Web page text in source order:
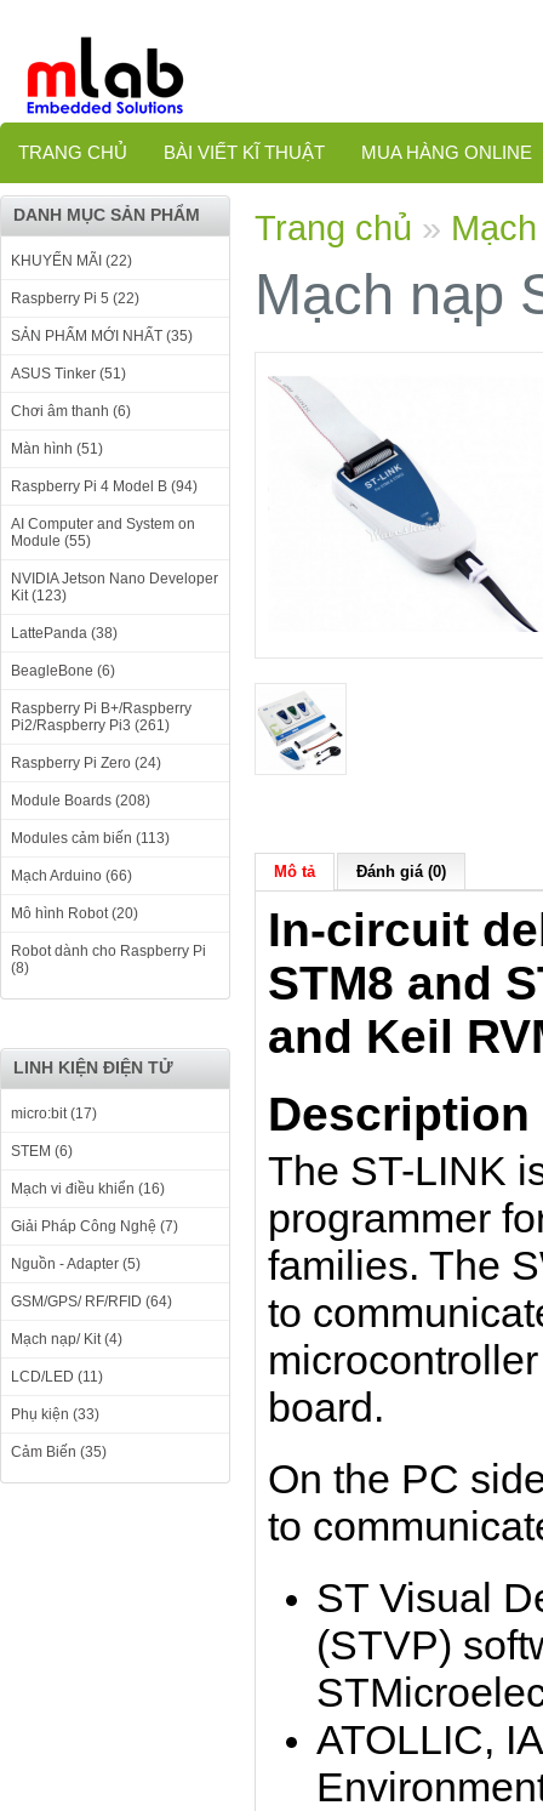
TRANG CHỦ BÀI VIẾT KĨ THUẬT MUA HÀNG ONLINE
DANH MỤC SẢN PHẨM
KHUYẾN MÃI (22)
Raspberry Pi 5 (22)
SẢN PHẨM MỚI NHẤT (35)
ASUS Tinker (51)
Chơi âm thanh (6)
Màn hình (51)
Raspberry Pi 4 Model B (94)
AI Computer and System on
Module (55)
NVIDIA Jetson Nano Developer
Kit (123)
LattePanda (38)
BeagleBone (6)
Raspberry Pi B+/Raspberry
Pi2/Raspberry Pi3 (261)
Raspberry Pi Zero (24)
Module Boards (208)
Modules cảm biến (113)
Mạch Arduino (66)
Mô hình Robot (20)
Robot dành cho Raspberry Pi
(8)
LINH KIỆN ĐIỆN TỬ
micro:bit (17)
STEM (6)
Mạch vi điều khiển (16)
Giải Pháp Công Nghệ (7)
Nguồn - Adapter (5)
GSM/GPS/ RF/RFID (64)
Mạch nạp/ Kit (4)
LCD/LED (11)
Phụ kiện (33)
Cảm Biến (35)
Trang chủ »
Mạch nạp
Mô tả Đánh giá (0)
In-circuit
STM8 and
and Keil
Description
The ST-LINK
programmer
families. The
to
board.
On the PC
to
ST Visual
(STVP)
ATOLLIC,